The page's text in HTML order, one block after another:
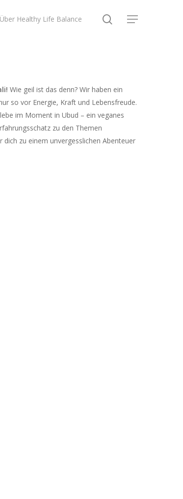
Über Healthy Life Balance search
Menu
Wie geil ist das denn? Wir haben ein
so vor Energie, Kraft und Lebensfreude.
im Moment in Ubud – ein veganes
zu den Themen
zu einem unvergesslichen Abenteuer